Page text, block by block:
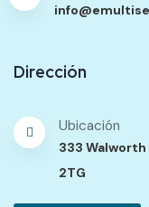
Dirección
Ubicación
333 Walworth
2TG